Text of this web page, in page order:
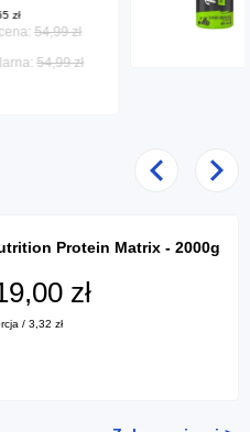
zł
54,99 zł
54,99 zł
Poprzedni
Protein Matrix - 2000g
zł
/ 3,32 zł